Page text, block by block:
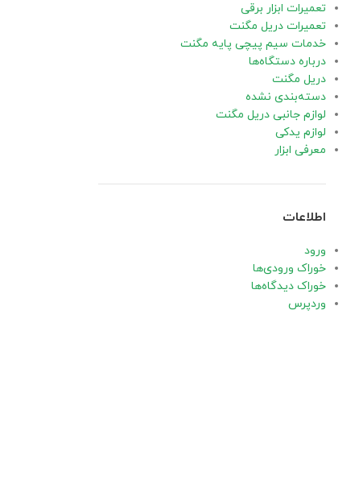
تعمیرات ابزار برقی
تعمیرات دریل مگنت
خدمات سیم پیچی پایه مگنت
درباره دستگاه‌ها
دریل مگنت
دسته‌بندی نشده
لوازم جانبی دریل مگنت
لوازم یدکی
معرفی ابزار
اطلاعات
ورود
خوراک ورودی‌ها
خوراک دیدگاه‌ها
وردپرس